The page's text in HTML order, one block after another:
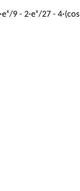
9 - 2·eˣ/27 - 4·(cos